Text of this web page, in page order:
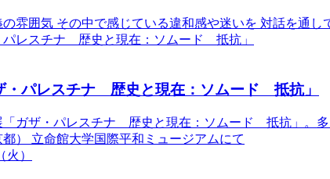
雰囲気 その中で感じている違和感や迷いを 対話を通
・パレスチナ 歴史と現在：ソムード 抵抗」
「ガザ・パレスチナ 歴史と現在：ソムード 抵抗」。
（火）